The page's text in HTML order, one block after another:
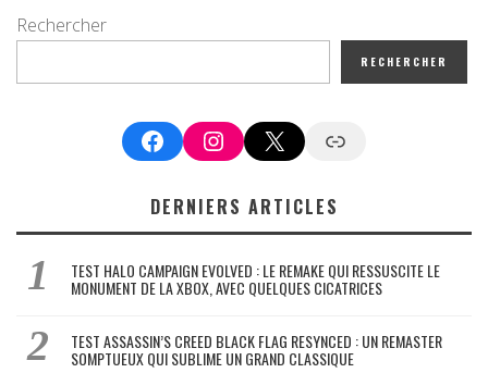
Rechercher
RECHERCHER
FacebookInstagram
X Google News
DERNIERS ARTICLES
TEST HALO CAMPAIGN EVOLVED : LE REMAKE QUI RESSUSCITE LE
MONUMENT DE LA XBOX, AVEC QUELQUES CICATRICES
TEST ASSASSIN’S CREED BLACK FLAG RESYNCED : UN REMASTER
SOMPTUEUX QUI SUBLIME UN GRAND CLASSIQUE